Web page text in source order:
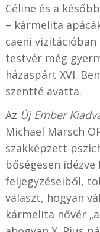
Céline és a
– kármelita
caeni
testvér még
házaspárt XVI.
szentté avatta.
Az Új Ember
Michael Marsch
szakképzett
bőségesen
feljegyzéseiből,
választ, hogyan
kármelita nővér